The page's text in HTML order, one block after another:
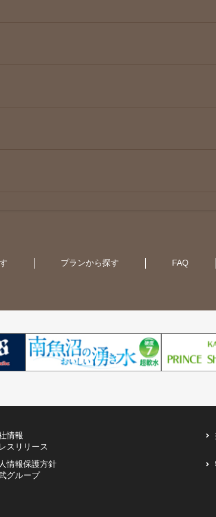
プランから探す FAQ
情報
スリリース
情報保護方針
グループ